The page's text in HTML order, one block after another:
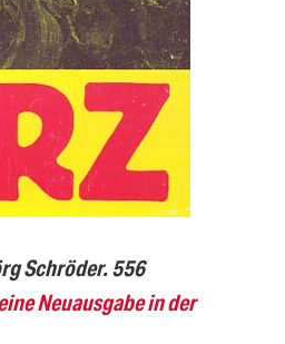
Schröder. 556
Neuausgabe in der